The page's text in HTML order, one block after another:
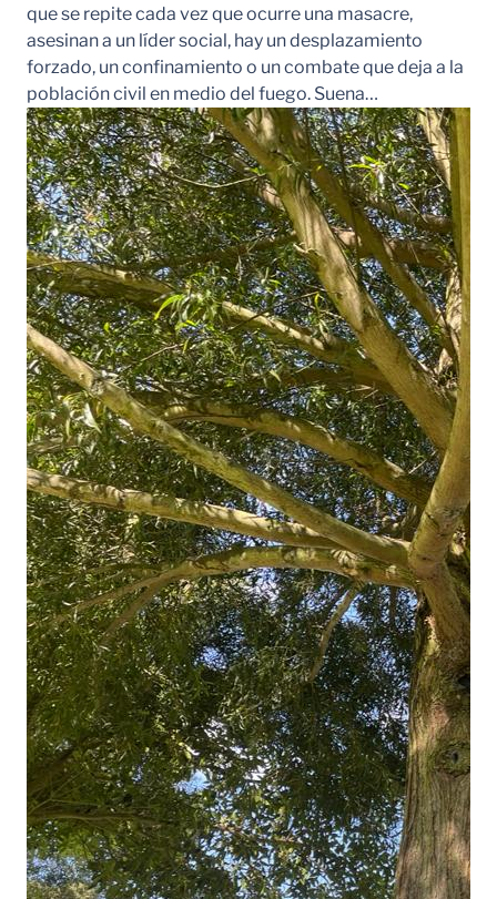
que se repite cada vez que ocurre una masacre,
asesinan a un líder social, hay un desplazamiento
forzado, un confinamiento o un combate que deja a la
población civil en medio del fuego. Suena…